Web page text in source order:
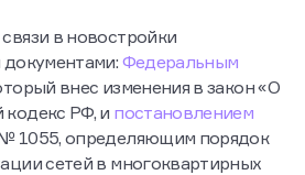
в новостройки
документами:Федеральным
внес изменения в закон «О
РФ, ипостановлением
1055, определяющим порядок